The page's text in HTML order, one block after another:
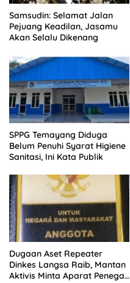
Samsudin: Selamat Jalan
Pejuang Keadilan, Jasamu
Akan Selalu Dikenang
SPPG Temayang Diduga
Belum Penuhi Syarat Higiene
Sanitasi, Ini Kata Publik
Dugaan Aset Repeater
Dinkes Langsa Raib, Mantan
Aktivis Minta Aparat Penegak